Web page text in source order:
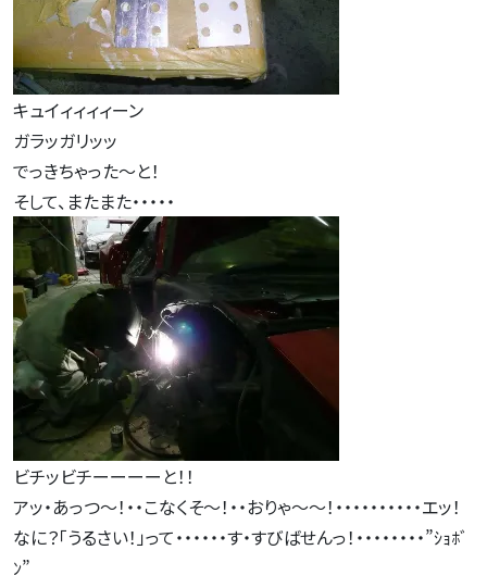
キュイィィィィーン
ガラッガリッッ
でっきちゃった～と！
そして、またまた・・・・・
ビチッビチーーーーと！！
アッ・あっつ～！・・こなくそ～！・・おりゃ～～！・・・・・・・・・・エッ！
なに？「うるさい！」って・・・・・・す・すびばせんっ！・・・・・・・・”ｼｮﾎﾞ
ﾝ”